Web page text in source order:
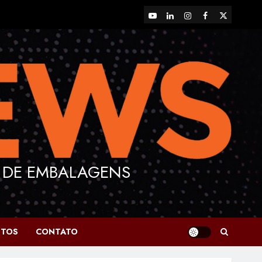
YouTubeLinkedInInstagram
Facebook
X
EMBALAGENS
CONTATO